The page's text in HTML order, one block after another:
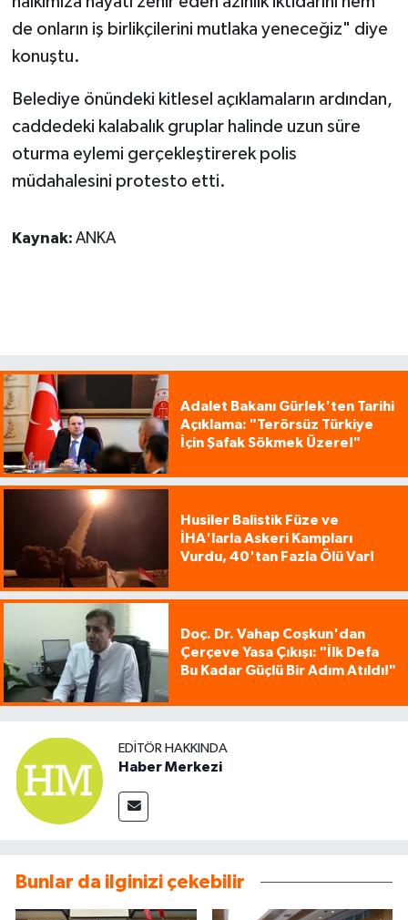
de onların iş birlikçilerini mutlaka yeneceğiz" diye
konuştu.
Belediye önündeki kitlesel açıklamaların ardından,
caddedeki kalabalık gruplar halinde uzun süre
oturma eylemi gerçekleştirerek polis
müdahalesini protesto etti.
Kaynak: ANKA
Adalet Bakanı Gürlek'ten Tarihi
Açıklama: "Terörsüz Türkiye
İçin Şafak Sökmek Üzere!"
Husiler Balistik Füze ve
İHA'larla Askeri Kampları
Vurdu, 40'tan Fazla Ölü Var!
Doç. Dr. Vahap Coşkun'dan
Çerçeve Yasa Çıkışı: "İlk Defa
Bu Kadar Güçlü Bir Adım Atıldı!"
EDITÖR HAKKINDA
Haber Merkezi
Bunlar da ilginizi çekebilir